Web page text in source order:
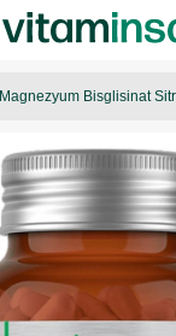
Bisglisinat